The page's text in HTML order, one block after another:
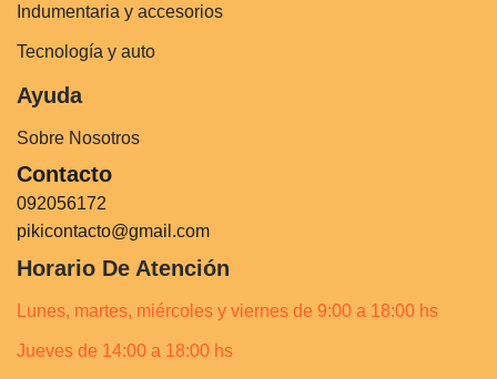
Indumentaria y accesorios
Tecnología y auto
Ayuda
Sobre Nosotros
Contacto
092056172
pikicontacto@gmail.com
Horario De Atención
Lunes, martes, miércoles y viernes de 9:00 a 18:00 hs
Jueves de 14:00 a 18:00 hs